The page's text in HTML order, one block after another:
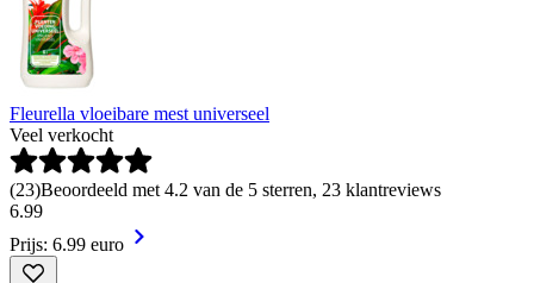
Fleurella vloeibare mest universeel
Veel verkocht
(23)Beoordeeld met 4.2 van de 5 sterren, 23 klantreviews
6.99
Prijs: 6.99 euro